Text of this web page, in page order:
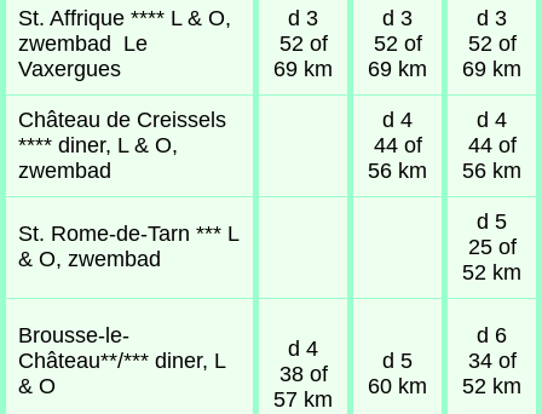
St. Affrique **** L & O,
zwembad Le
Vaxergues
d 3
52 of
69 km
d 3
52 of
69 km
d 3
52 of
69 km
Château de Creissels
**** diner, L & O,
zwembad
d 4
44 of
56 km
d 4
44 of
56 km
St. Rome-de-Tarn *** L
& O, zwembad
d 5
25 of
52 km
Brousse-le-
Château**/*** diner, L
& O
d 4
38 of
57 km
d 5
60 km
d 6
34 of
52 km